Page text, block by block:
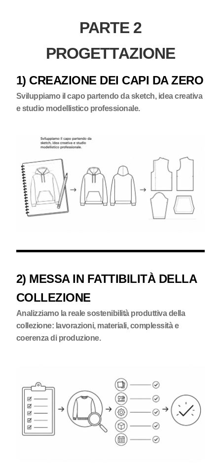
PARTE 2
PROGETTAZIONE
1) CREAZIONE DEI CAPI DA ZERO
Sviluppiamo il capo partendo da sketch, idea creativa
e studio modellistico professionale.
2) MESSA IN FATTIBILITÀ DELLA
COLLEZIONE
Analizziamo la reale sostenibilità produttiva della
collezione: lavorazioni, materiali, complessità e
coerenza di produzione.